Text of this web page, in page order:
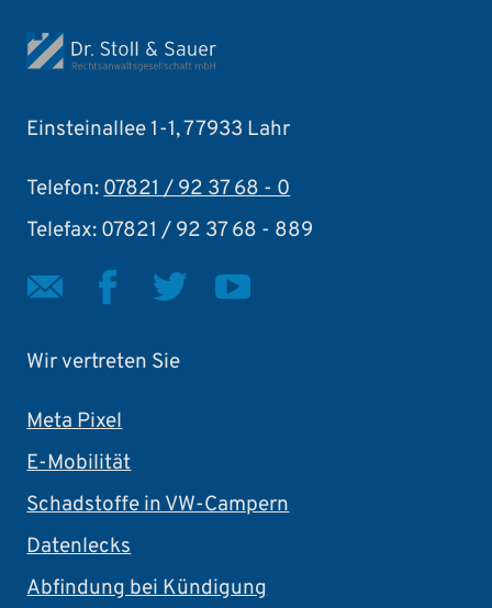
Einsteinallee 1-1, 77933 Lahr
Telefon:07821 / 92 37 68 - 0
Telefax: 07821 / 92 37 68 - 889
Wir vertreten Sie
Meta Pixel
E-Mobilität
Schadstoffe in VW-Campern
Datenlecks
Abfindung bei Kündigung